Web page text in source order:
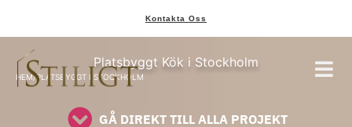
Kontakta Oss
Platsbyggt Kök Stockholm
läs på instagram
Platsbyggt Kök i Stockholm
HEM/PLATSBYGGT I STOCKHOLM
GÅ DIREKT TILL ALLA PROJEKT